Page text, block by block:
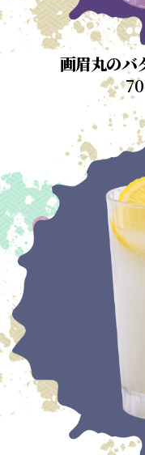
画眉丸のバ